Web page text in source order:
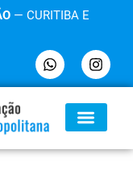
— CURITIBA E